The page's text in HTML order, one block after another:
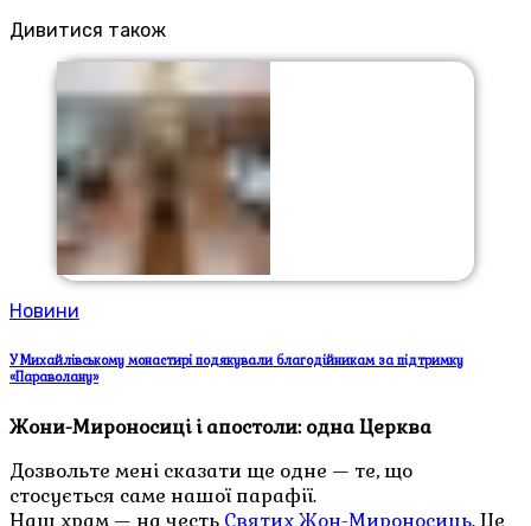
Дивитися також
Новини
У Михайлівському монастирі подякували благодійникам за підтримку
«Параволану»
Жони-Мироносиці і апостоли: одна Церква
Дозвольте мені сказати ще одне — те, що
стосується саме нашої парафії.
Наш храм — на честь Святих Жон-Мироносиць. Це